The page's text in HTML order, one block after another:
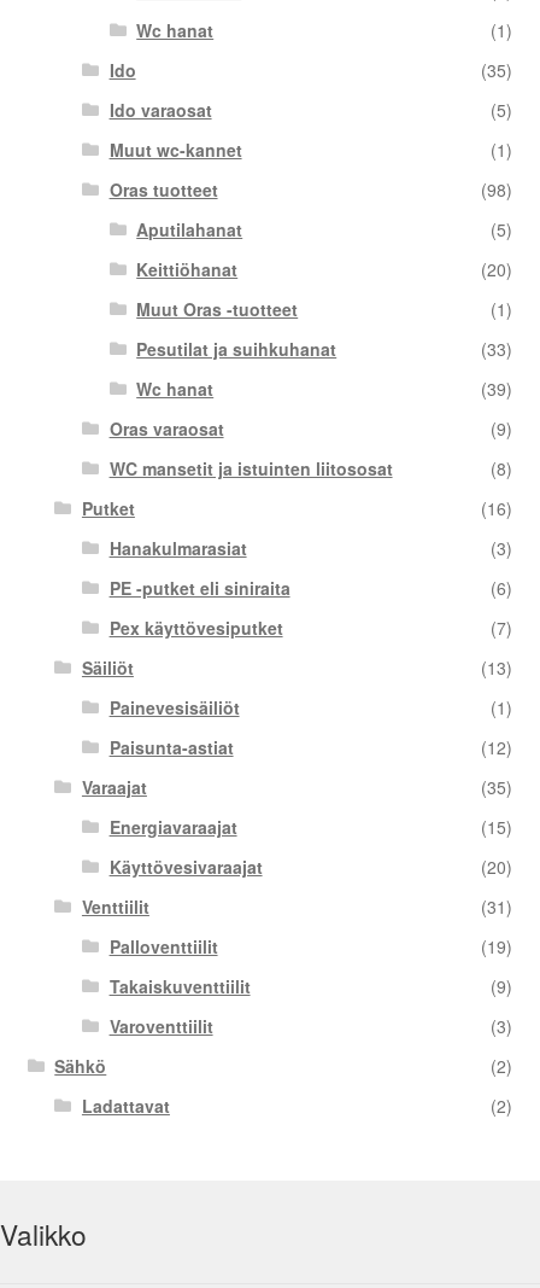
Wc hanat
(1)
Ido
(35)
Ido varaosat
(5)
Muut wc-kannet
(1)
Oras tuotteet
(98)
Aputilahanat
(5)
Keittiöhanat
(20)
Muut Oras -tuotteet
(1)
Pesutilat ja suihkuhanat
(33)
Wc hanat
(39)
Oras varaosat
(9)
WC mansetit ja istuinten liitososat
(8)
Putket
(16)
Hanakulmarasiat
(3)
PE -putket eli siniraita
(6)
Pex käyttövesiputket
(7)
Säiliöt
(13)
Painevesisäiliöt
(1)
Paisunta-astiat
(12)
Varaajat
(35)
Energiavaraajat
(15)
Käyttövesivaraajat
(20)
Venttiilit
(31)
Palloventtiilit
(19)
Takaiskuventtiilit
(9)
Varoventtiilit
(3)
Sähkö
(2)
Ladattavat
(2)
Valikko